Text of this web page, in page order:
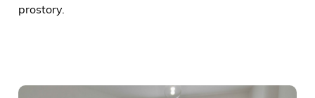
prostory.